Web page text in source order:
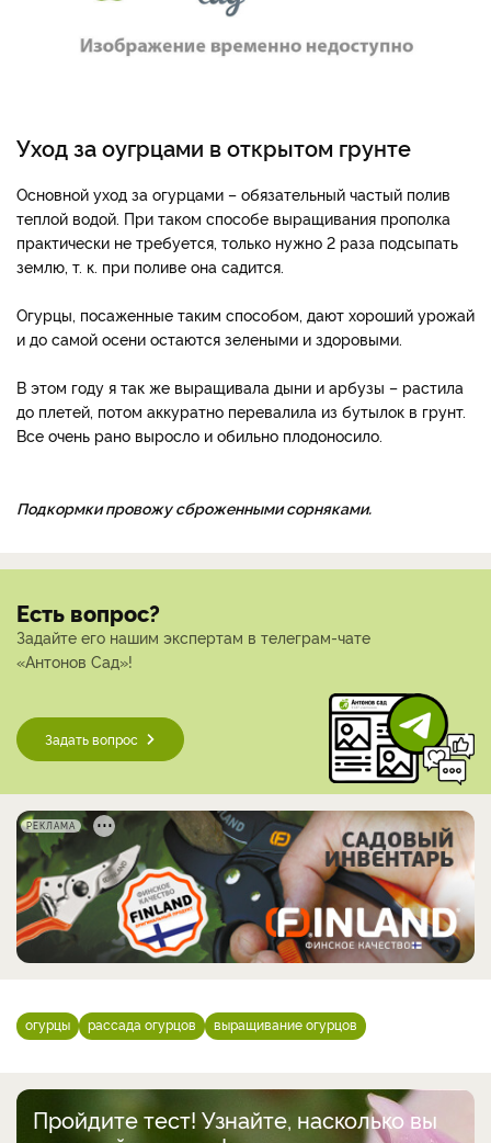
Уход за оугрцами в открытом грунте
Основной уход за огурцами – обязательный частый полив
теплой водой. При таком способе выращивания прополка
практически не требуется, только нужно 2 раза подсыпать
землю, т. к. при поливе она садится.
Огурцы, посаженные таким способом, дают хороший урожай
и до самой осени остаются зелеными и здоровыми.
В этом году я так же выращивала дыни и арбузы – растила
до плетей, потом аккуратно перевалила из бутылок в грунт.
Все очень рано выросло и обильно плодоносило.
Подкормки провожу сброженными сорняками.
Есть вопрос?
Задайте его нашим экспертам в телеграм-чате
«Антонов Сад»!
Задать вопрос
РЕКЛАМА
огурцы рассада огурцов выращивание огурцов
Пройдите тест! Узнайте, насколько вы